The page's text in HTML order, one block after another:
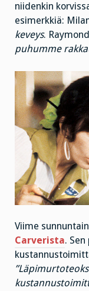
niidenkin
esimerkkiä:
keveys.
puhumme
Viime
Carverista.